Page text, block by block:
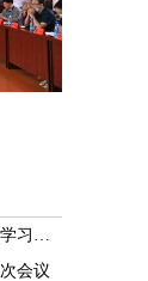
邵阳市人大常委会党组、机关党组理论学习中心组（扩大）举行2026年第七次集体学习
会议